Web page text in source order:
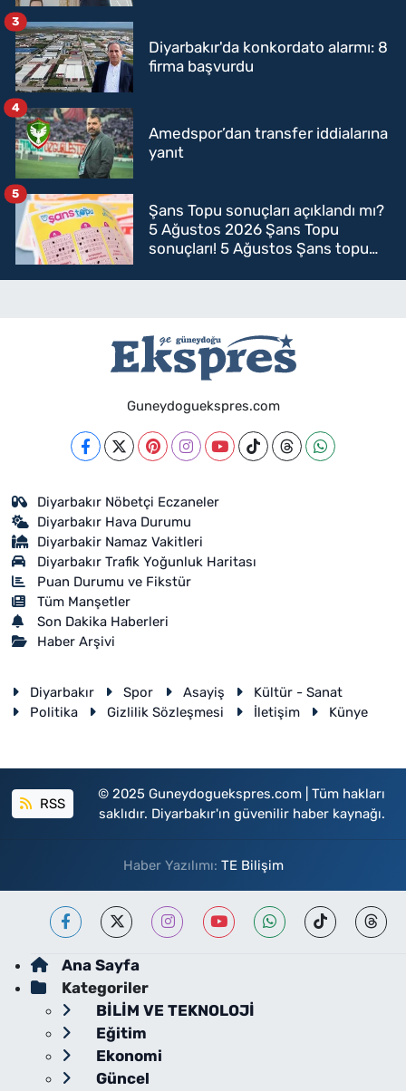
Diyarbakır'da konkordato alarmı: 8
firma başvurdu
3
Amedspor’dan transfer iddialarına
yanıt
4
Şans Topu sonuçları açıklandı mı?
5 Ağustos 2026 Şans Topu
sonuçları! 5 Ağustos Şans topu
5
Guneydoguekspres.com
Diyarbakır Nöbetçi Eczaneler
Diyarbakır Hava Durumu
Diyarbakir Namaz Vakitleri
Diyarbakır Trafik Yoğunluk Haritası
Puan Durumu ve Fikstür
Tüm Manşetler
Son Dakika Haberleri
Haber Arşivi
Diyarbakır Spor Asayiş
Kültür - Sanat
Politika
Gizlilik Sözleşmesi İletişim Künye
RSS
© 2025 Guneydoguekspres.com | Tüm hakları
saklıdır. Diyarbakır'ın güvenilir haber kaynağı.
Haber Yazılımı: TE Bilişim
Ana Sayfa
Kategoriler
BİLİM VE TEKNOLOJİ
Eğitim
Ekonomi
Güncel